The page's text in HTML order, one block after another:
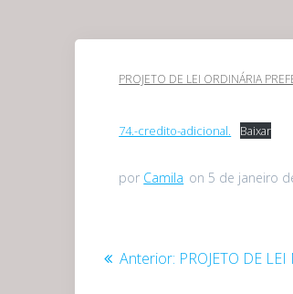
PROJETO DE LEI ORDINÁRIA
74.-credito-adicional. Baixar
por Camila on 5 de janeiro
Navegação
Anterior: Post
PROJETO DE